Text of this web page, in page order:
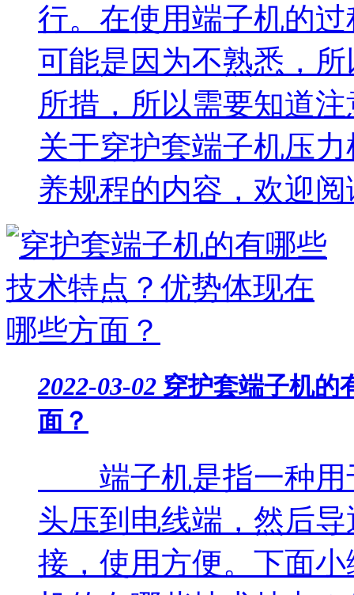
行。在使用端子机的
可能是因为不熟悉，
所措，所以需要知道
关于穿护套端子机压
养规程的内容，欢迎阅
2022-03-02 穿护套端子机的
面？
端子机是指一种用
头压到电线端，然后
接，使用方便。下面